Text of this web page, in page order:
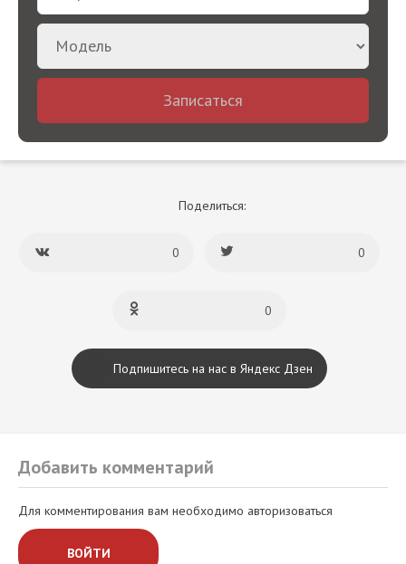
Записаться
Поделиться:
0 0
0
Подпишитесь на нас в Яндекс Дзен
Добавить комментарий
Для комментирования вам необходимо авторизоваться
ВОЙТИ